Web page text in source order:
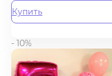
Купить
- 10%